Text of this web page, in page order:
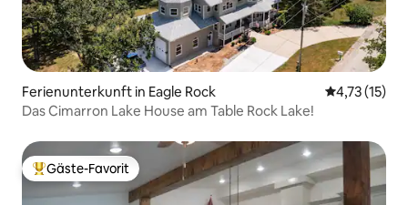
Ferienunterkunft in Eagle Rock
4,73 (15)
Das Cimarron Lake House am Table Rock Lake!
Beliebter Gäste-Favorit.
Gäste-Favorit